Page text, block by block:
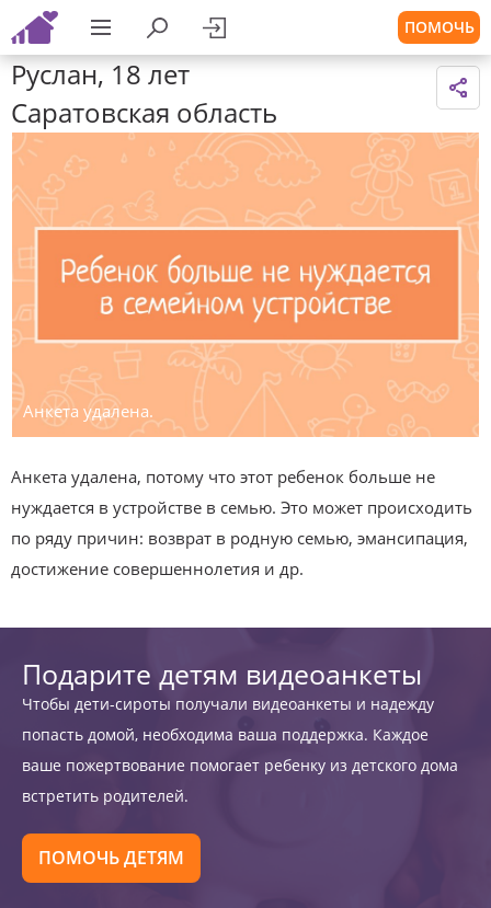
ПОМОЧЬ
Руслан, 18 лет
Саратовская область
Анкета удалена.
Анкета удалена, потому что этот ребенок больше не
нуждается в устройстве в семью. Это может происходить
по ряду причин: возврат в родную семью, эмансипация,
достижение совершеннолетия и др.
Подарите детям видеоанкеты
Чтобы дети-сироты получали видеоанкеты и надежду
попасть домой, необходима ваша поддержка. Каждое
ваше пожертвование помогает ребенку из детского дома
встретить родителей.
ПОМОЧЬ ДЕТЯМ